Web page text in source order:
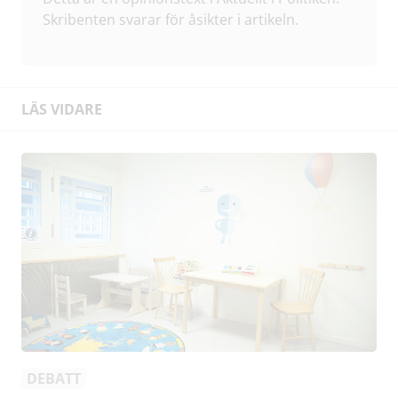
Skribenten svarar för åsikter i artikeln.
LÄS VIDARE
DEBATT